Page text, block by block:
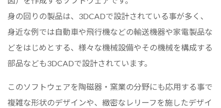
身の回りの製品は、3DCADで設計されている事が多く、
身近な例では自動車や飛行機などの輸送機器や家電製品な
どをはじめとする、様々な機械設備やその機械を構成する
部品なども3DCADで設計されています。
このソフトウェアを陶磁器・窯業の分野にも応用する事で
複雑な形状のデザインや、緻密なレリーフを施したデザイ